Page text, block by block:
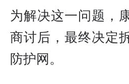
为解决这一问题，
商讨后，最终决定
防护网。